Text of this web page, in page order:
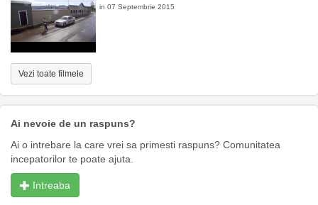
in 07 Septembrie 2015
Vezi toate filmele
Ai nevoie de un raspuns?
Ai o intrebare la care vrei sa primesti raspuns? Comunitatea
incepatorilor te poate ajuta.
Intreaba